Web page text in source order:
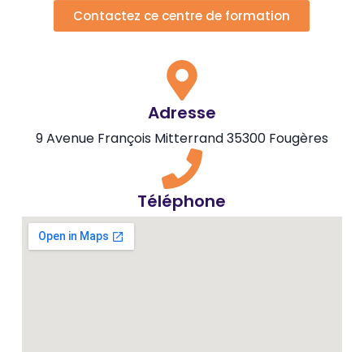
Contactez ce centre de formation
Adresse
9 Avenue François Mitterrand 35300 Fougères
Téléphone